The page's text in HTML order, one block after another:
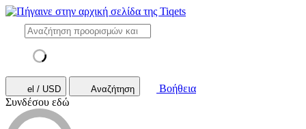
el / USD Αναζήτηση
Βοήθεια
Συνδέσου εδώ